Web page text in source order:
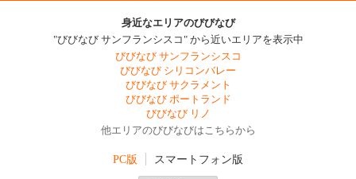
身近なエリアのびびなび
"びびなび サンフランシスコ" から近いエリアを表示中
びびなび サンフランシスコ
びびなび シリコンバレー
びびなび サクラメント
びびなび ポートランド
びびなび リノ
他エリアのびびなびはこちらから
PC版 スマートフォン版